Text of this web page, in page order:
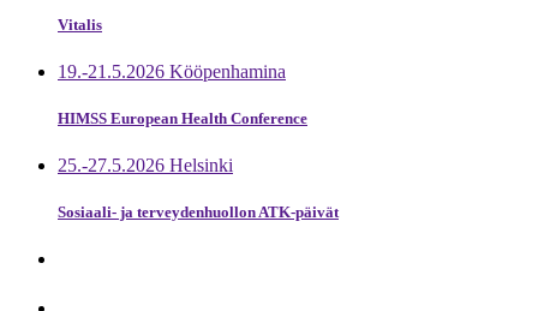
Vitalis
19.-21.5.2026 Kööpenhamina
HIMSS European Health Conference
25.-27.5.2026 Helsinki
Sosiaali- ja terveydenhuollon ATK-päivät